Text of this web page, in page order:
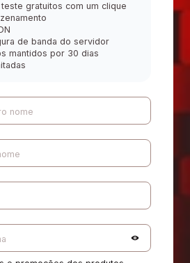
gratuitos com um clique
de banda do servidor
mantidos por 30 dias